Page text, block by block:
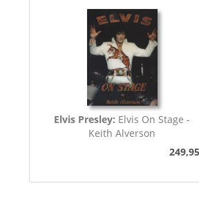
Elvis Presley: Elvis On Stage -
Keith Alverson